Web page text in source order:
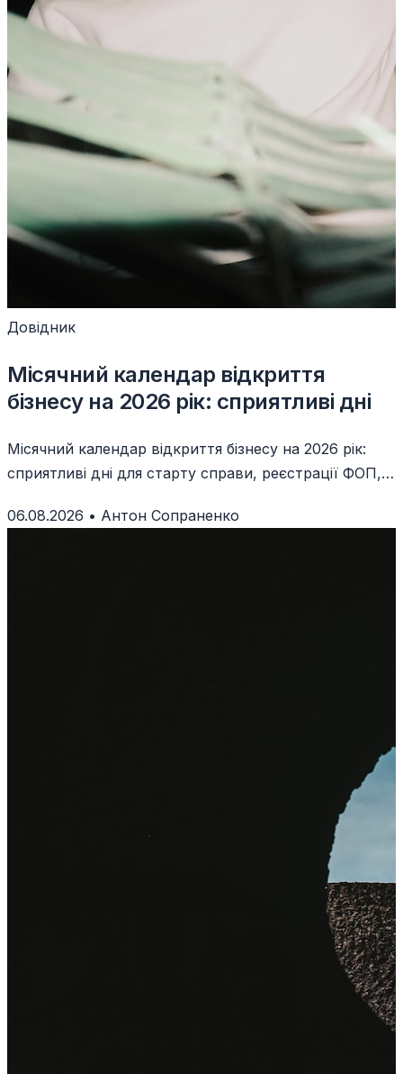
Довідник
Місячний календар відкриття
бізнесу на 2026 рік: сприятливі дні
Місячний календар відкриття бізнесу на 2026 рік:
сприятливі дні для старту справи, реєстрації ФОП,
06.08.2026 • Антон Сопраненко